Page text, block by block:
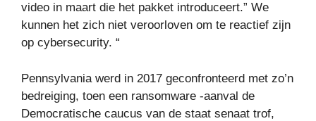
video in maart die het pakket introduceert.” We
kunnen het zich niet veroorloven om te reactief zijn
op cybersecurity. “
Pennsylvania werd in 2017 geconfronteerd met zo’n
bedreiging, toen een ransomware -aanval de
Democratische caucus van de staat senaat trof,